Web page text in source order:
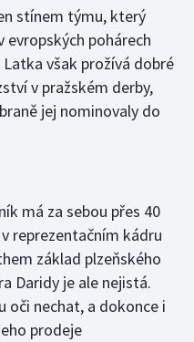
stínem týmu, který
evropských pohárech
však prožívá dobré
v pražském derby,
jej nominovaly do
má za sebou přes 40
reprezentačním kádru
základ plzeňského
Daridy je ale nejistá.
oči nechat, a dokonce i
prodeje